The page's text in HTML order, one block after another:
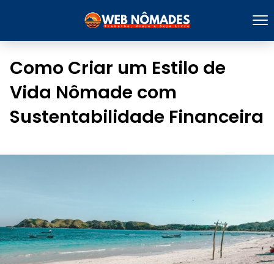
Como Criar um Estilo de
Vida Nômade com
Sustentabilidade Financeira